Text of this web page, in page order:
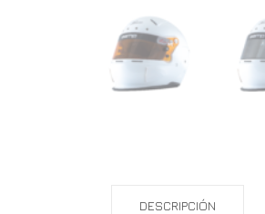
DESCRIPCIÓN